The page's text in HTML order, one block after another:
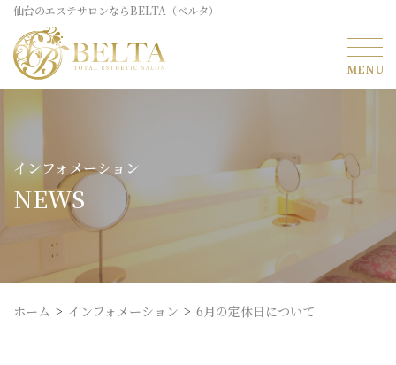
仙台のエステサロンならBELTA（ベルタ）
インフォメーション
NEWS
ホーム インフォメーション 6月の定休日について